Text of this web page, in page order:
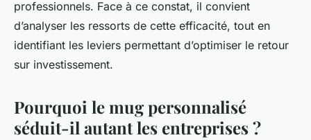
professionnels. Face à ce constat, il convient
d’analyser les ressorts de cette efficacité, tout en
identifiant les leviers permettant d’optimiser le retour
sur investissement.
Pourquoi le mug personnalisé
séduit-il autant les entreprises ?